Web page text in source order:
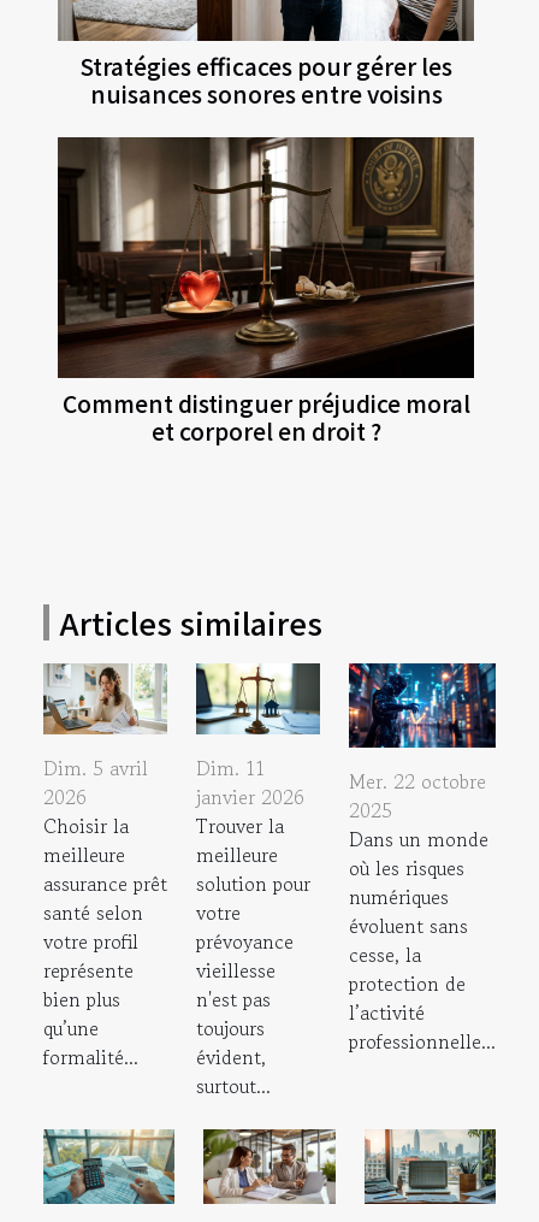
Stratégies efficaces pour gérer les
nuisances sonores entre voisins
Comment distinguer préjudice moral
et corporel en droit ?
Articles similaires
Dim. 5 avril
2026
Choisir la
meilleure
assurance prêt
santé selon
votre profil
représente
bien plus
qu’une
formalité...
Dim. 11
janvier 2026
Trouver la
meilleure
solution pour
votre
prévoyance
vieillesse
n'est pas
toujours
évident,
surtout...
Mer. 22 octobre
2025
Dans un monde
où les risques
numériques
évoluent sans
cesse, la
protection de
l’activité
professionnelle...